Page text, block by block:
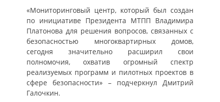
«Мониторинговый центр, который был создан
по инициативе Президента МТПП Владимира
Платонова для решения вопросов, связанных с
безопасностью многоквартирных домов,
сегодня значительно расширил свои
полномочия, охватив огромный спектр
реализуемых программ и пилотных проектов в
сфере безопасности» – подчеркнул Дмитрий
Галочкин.